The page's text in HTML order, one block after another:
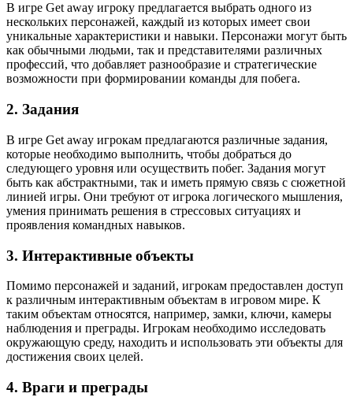
В игре Get away игроку предлагается выбрать одного из
нескольких персонажей, каждый из которых имеет свои
уникальные характеристики и навыки. Персонажи могут быть
как обычными людьми, так и представителями различных
профессий, что добавляет разнообразие и стратегические
возможности при формировании команды для побега.
2. Задания
В игре Get away игрокам предлагаются различные задания,
которые необходимо выполнить, чтобы добраться до
следующего уровня или осуществить побег. Задания могут
быть как абстрактными, так и иметь прямую связь с сюжетной
линией игры. Они требуют от игрока логического мышления,
умения принимать решения в стрессовых ситуациях и
проявления командных навыков.
3. Интерактивные объекты
Помимо персонажей и заданий, игрокам предоставлен доступ
к различным интерактивным объектам в игровом мире. К
таким объектам относятся, например, замки, ключи, камеры
наблюдения и преграды. Игрокам необходимо исследовать
окружающую среду, находить и использовать эти объекты для
достижения своих целей.
4. Враги и преграды